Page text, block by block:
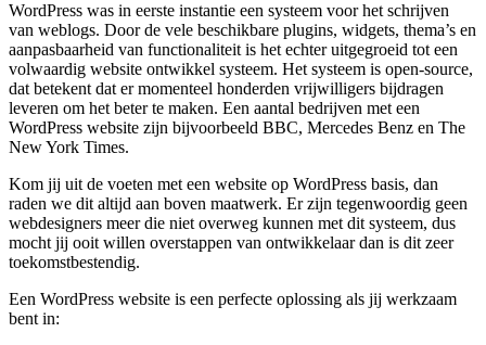
WordPress was in eerste instantie een systeem voor het schrijven
van weblogs. Door de vele beschikbare plugins, widgets, thema’s en
aanpasbaarheid van functionaliteit is het echter uitgegroeid tot een
volwaardig website ontwikkel systeem. Het systeem is open-source,
dat betekent dat er momenteel honderden vrijwilligers bijdragen
leveren om het beter te maken. Een aantal bedrijven met een
WordPress website zijn bijvoorbeeld BBC, Mercedes Benz en The
New York Times.
Kom jij uit de voeten met een website op WordPress basis, dan
raden we dit altijd aan boven maatwerk. Er zijn tegenwoordig geen
webdesigners meer die niet overweg kunnen met dit systeem, dus
mocht jij ooit willen overstappen van ontwikkelaar dan is dit zeer
toekomstbestendig.
Een WordPress website is een perfecte oplossing als jij werkzaam
bent in: